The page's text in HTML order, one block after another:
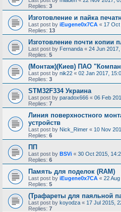
Replies: 3
Изготовление и пайка
Last post by iEugene0x7CA « 17
Replies: 13
Изготовление почти копии
Last post by Fernanda « 24 Jun 2017,
Replies: 5
(Монтаж)(Киев) ПАО
Last post by nik22 « 02 Jan 2017,
Replies: 3
STM32F334 Украина
Last post by paradox666 « 06 Feb
Replies: 7
Линия поверхностного
устройств
Last post by Nick_Rimer « 10 Nov
Replies: 6
ПП
Last post by BSVi « 30 Oct 2015,
Replies: 6
Память для поделок (RAM)
Last post by iEugene0x7CA « 22
Replies: 5
(Трафареты для паяльной
Last post by koyodza « 17 Jul 2015,
Replies: 7